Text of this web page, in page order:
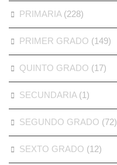
PRIMARIA (228)
PRIMER GRADO (149)
QUINTO GRADO (17)
SECUNDARIA (1)
SEGUNDO GRADO (72)
SEXTO GRADO (12)